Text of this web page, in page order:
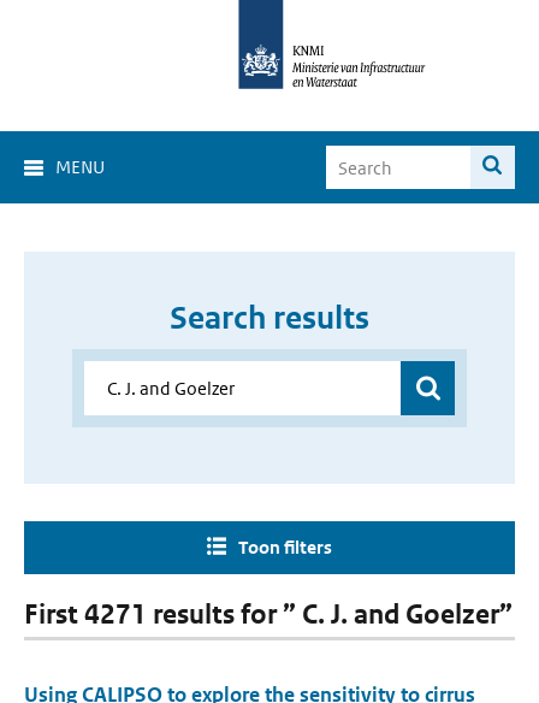
MENU
Search results
Toon filters
First 4271 results for ” C. J. and Goelzer”
Using CALIPSO to explore the sensitivity to cirrus